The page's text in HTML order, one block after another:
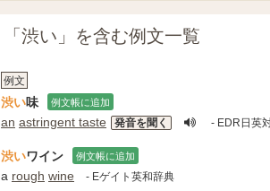
「渋い」を含む例文一覧
例文
渋い味 例文帳に追加
an astringent taste 発音を聞く - EDR日英
渋いワイン 例文帳に追加
a rough wine - Eゲイト英和辞典